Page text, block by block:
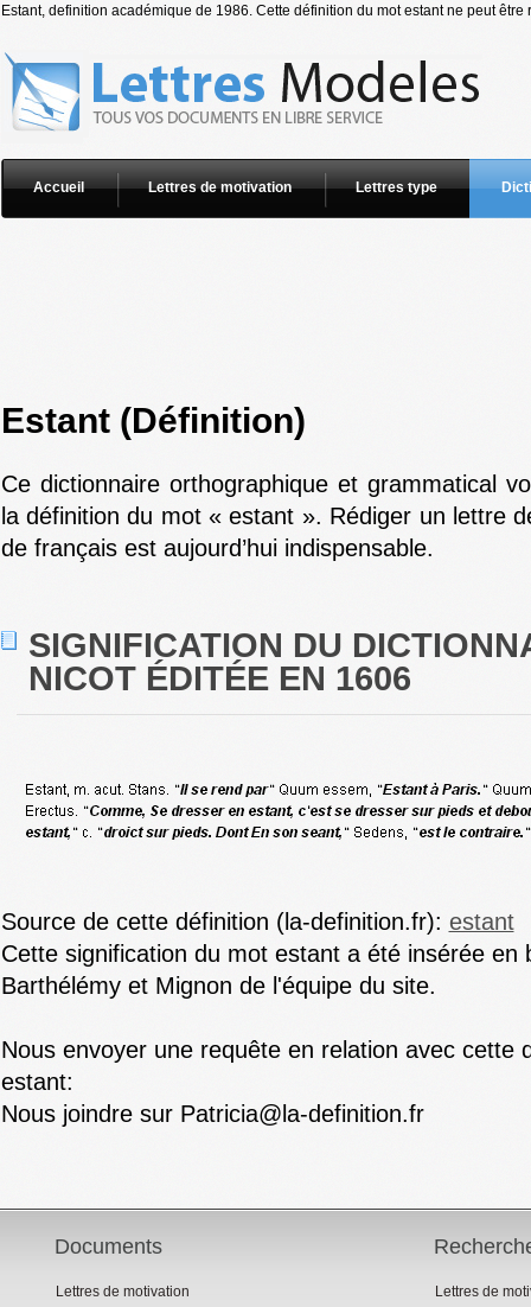
Estant, definition académique de 1986. Cette définition du mot estant ne peut
Accueil Lettres de motivation Lettres type
Estant (Définition)
Ce dictionnaire orthographique et grammatical
la définition du mot « estant ». Rédiger un lettre
de français est aujourd’hui indispensable.
SIGNIFICATION DU
NICOT ÉDITÉE EN 1606
Source de cette définition (la-definition.fr): estant
Cette signification du mot estant a été insérée en
Barthélémy et Mignon de l'équipe du site.
Nous envoyer une requête en relation avec cette
estant:
Nous joindre sur Patricia@la-definition.fr
Documents
Lettres de motivation
Lettres de